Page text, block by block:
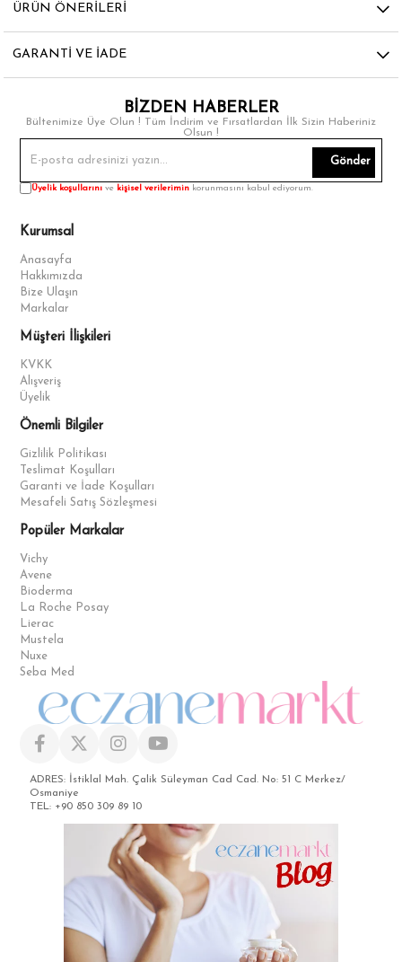
ÜRÜN ÖNERILERI
GARANTI VE İADE
BİZDEN HABERLER
Bültenimize Üye Olun ! Tüm İndirim ve Fırsatlardan İlk Sizin Haberiniz
Olsun !
Gönder
Üyelik koşullarını ve kişisel verilerimin korunmasını kabul ediyorum.
Kurumsal
Anasayfa
Hakkımızda
Bize Ulaşın
Markalar
Müşteri İlişkileri
KVKK
Alışveriş
Üyelik
Önemli Bilgiler
Gizlilik Politikası
Teslimat Koşulları
Garanti ve İade Koşulları
Mesafeli Satış Sözleşmesi
Popüler Markalar
Vichy
Avene
Bioderma
La Roche Posay
Lierac
Mustela
Nuxe
Seba Med
ADRES: İstiklal Mah. Çalik Süleyman Cad Cad. No: 51 C Merkez/
Osmaniye
TEL: +90 850 309 89 10